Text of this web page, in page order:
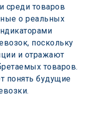
среди товаров
о реальных
поскольку
и отражают
товаров.
понять будущие